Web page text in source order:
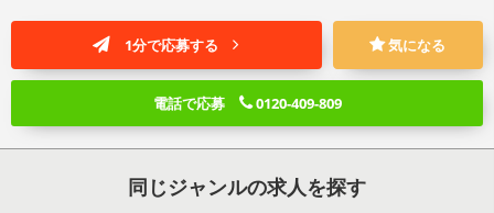
1分で応募する 気になる
電話で応募 0120-409-809
同じジャンルの求人を探す